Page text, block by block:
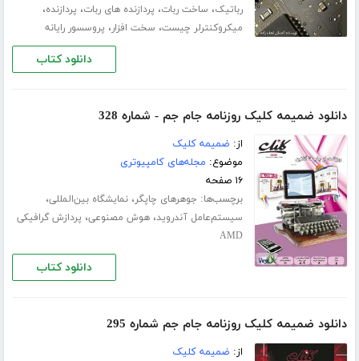
رباتیک، ساخت ربات، پردازنده های ربات، پردازنده،
میکروکنترلر چیست، سخت افزار، پروسسور رایانه
دانلود کتاب
دانلود ضمیمه کلیک روزنامه جام جم - شماره 328
از: ضمیمه کلیک
موضوع: مجله‌های کامپیوتری
۱۶ صفحه
برچسب‌ها: جوهرهای چاپگر،نمایشگاه بین‌المللی،
سیستم‌عامل آندروید،هوش مصنوعی، پردازش گرافیکی
AMD
دانلود کتاب
دانلود ضمیمه کلیک روزنامه جام جم شماره 295
از: ضمیمه کلیک